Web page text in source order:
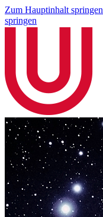
Zum Hauptinhalt springen
springen